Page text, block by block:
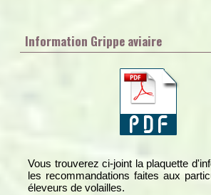
Information Grippe aviaire
Vous trouverez ci-joint la plaquette
les recommandations faites aux
éleveurs de volailles.